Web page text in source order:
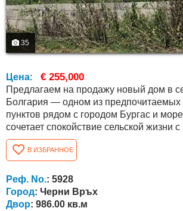
35
Цена: € 255,000
Предлагаем на продажу новый дом в селе Черни Врых,
Болгария — одном из предпочитаемых населённых
пунктов рядом с городом Бургас и
сочетает спокойствие сельской жизни
доступом к городу, аэропорту и
моря. Дом находится всего примерно в 10 км от Бургаса
и моря. Дом расположен на самостоятельном участке
площадью 986 кв.м и спроектирован с современной
архитектурой, удобной...
В ИЗБРАННОЕ
Реф. No.: 5928
Город: Черни Връх
Двор: 986.00 кв.м